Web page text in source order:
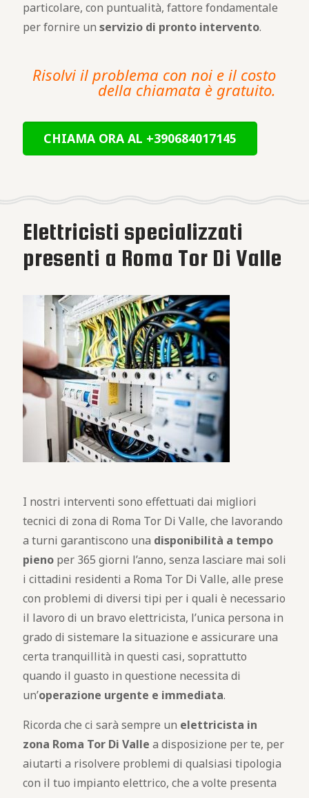
particolare, con puntualità, fattore fondamentale
per fornire un servizio di pronto intervento.
Risolvi il problema con noi e il costo
della chiamata è gratuito.
CHIAMA ORA AL +390684017145
Elettricisti specializzati
presenti a Roma Tor Di Valle
I nostri interventi sono effettuati dai migliori
tecnici di zona di Roma Tor Di Valle, che lavorando
a turni garantiscono una disponibilità a tempo
pieno per 365 giorni l’anno, senza lasciare mai soli
i cittadini residenti a Roma Tor Di Valle, alle prese
con problemi di diversi tipi per i quali è necessario
il lavoro di un bravo elettricista, l’unica persona in
grado di sistemare la situazione e assicurare una
certa tranquillità in questi casi, soprattutto
quando il guasto in questione necessita di
un’operazione urgente e immediata.
Ricorda che ci sarà sempre un elettricista in
zona Roma Tor Di Valle a disposizione per te, per
aiutarti a risolvere problemi di qualsiasi tipologia
con il tuo impianto elettrico, che a volte presenta